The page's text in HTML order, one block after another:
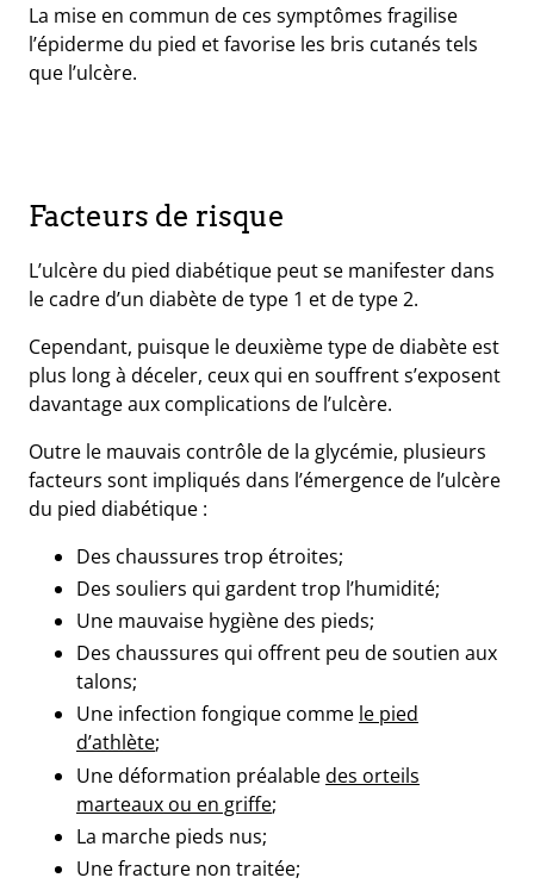
La mise en commun de ces symptômes fragilise
l’épiderme du pied et favorise les bris cutanés tels
que l’ulcère.
Facteurs de risque
L’ulcère du pied diabétique peut se manifester dans
le cadre d’un diabète de type 1 et de type 2.
Cependant, puisque le deuxième type de diabète est
plus long à déceler, ceux qui en souffrent s’exposent
davantage aux complications de l’ulcère.
Outre le mauvais contrôle de la glycémie, plusieurs
facteurs sont impliqués dans l’émergence de l’ulcère
du pied diabétique :
Des chaussures trop étroites;
Des souliers qui gardent trop l’humidité;
Une mauvaise hygiène des pieds;
Des chaussures qui offrent peu de soutien aux
talons;
Une infection fongique comme le pied
d’athlète;
Une déformation préalabledes orteils
marteaux ou en griffe;
La marche pieds nus;
Une fracture non traitée;